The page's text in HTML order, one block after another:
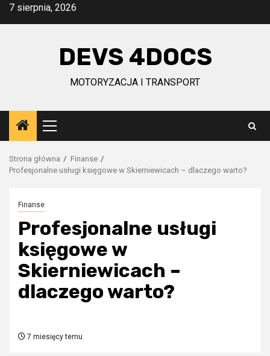
Przejdź
7 sierpnia, 2026
DEVS 4DOCS
MOTORYZACJA I TRANSPORT
Menu
główne
Strona główna
Finanse
Profesjonalne usługi księgowe w Skierniewicach – dlaczego warto?
Finanse
Profesjonalne usługi
księgowe w
Skierniewicach –
dlaczego warto?
7 miesięcy temu